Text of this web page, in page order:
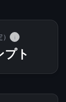
i
プト